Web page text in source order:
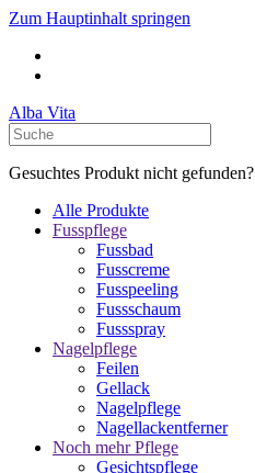
Zum Hauptinhalt springen
Alba Vita
Gesuchtes Produkt nicht gefunden?
Alle Produkte
Fusspflege
Fussbad
Fusscreme
Fusspeeling
Fussschaum
Fussspray
Nagelpflege
Feilen
Gellack
Nagelpflege
Nagellackentferner
Noch mehr Pflege
Gesichtspflege